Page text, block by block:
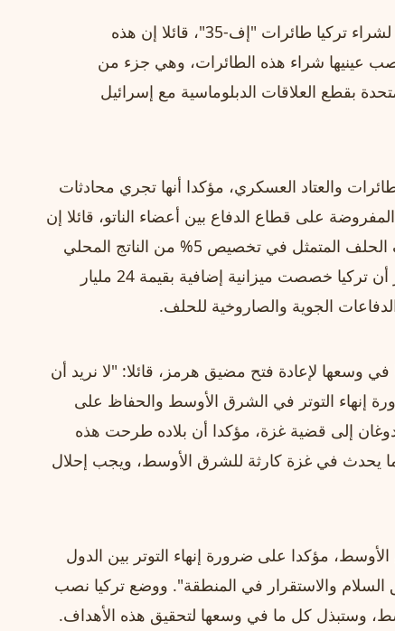
ومنها أن أردوغان انتقد معارضة إسرائيل واليونان لشراء تركيا طائرات "إف-35"، قائلا إن هذه
عينيها شراء هذه الطائرات، وهي جزء من
بقطع العلاقات الدبلوماسية مع إسرائيل
والعتاد العسكري، مؤكدا أنها تجري محادثات
على قطاع الدفاع بين أعضاء الناتو، قائلا إن
تركيا اتخذت الإجراءات اللازمة للوصول إلى هدف الحلف المتمثل في تخصيص 5% من الناتج المحلي
الإجمالي للإنفاق الدفاعي بحلول عام 2030. وذكر أن تركيا خصصت ميزانية إضافية بقيمة 24 مليار
الجوية والصاروخية للحلف.
وسعها لإعادة فتح مضيق هرمز، قائلا: "لا نريد أن
إنهاء التوتر في الشرق الأوسط والحفاظ على
إلى قضية غزة، مؤكدا أن بلاده طرحت هذه
يحدث في غزة كارثة للشرق الأوسط، ويجب إحلال
مؤكدا على ضرورة إنهاء التوتر بين الدول
والاستقرار في المنطقة". ووضع تركيا نصب
وستبذل كل ما في وسعها لتحقيق هذه الأهداف.